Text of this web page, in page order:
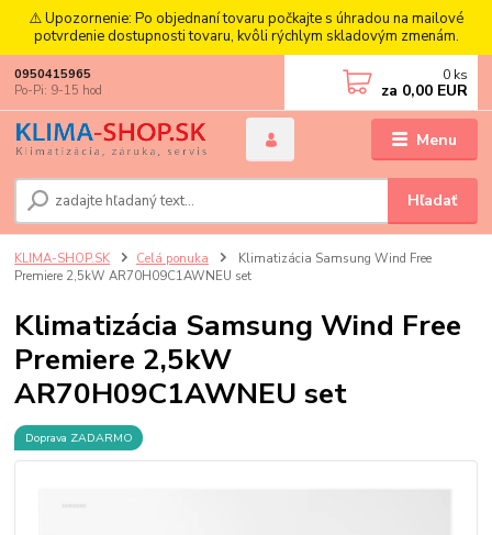
⚠️ Upozornenie: Po objednaní tovaru počkajte s úhradou na mailové
potvrdenie dostupnosti tovaru, kvôli rýchlym skladovým zmenám.
Menu
Hľadať
0950415965
Po-Pi: 9-15 hod
0 ks
za 0,00 EUR
KLIMA-SHOP.SK Celá ponuka
Klimatizácia Samsung Wind Free
Premiere 2,5kW AR70H09C1AWNEU set
Klimatizácia Samsung Wind Free
Premiere 2,5kW
AR70H09C1AWNEU set
Doprava ZADARMO